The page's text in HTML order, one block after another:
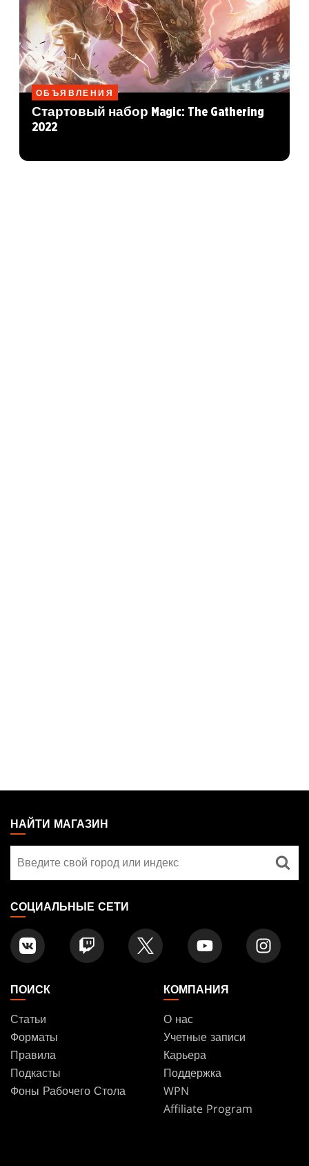
ОБЪЯВЛЕНИЯ
Стартовый набор Magic: The Gathering
2022
THE
GATHERING
FOOTER
НАЙТИ МАГАЗИН
магазин
СОЦИАЛЬНЫЕ СЕТИ
ПОИСК
Статьи
Форматы
Правила
Подкасты
Фоны Рабочего Стола
КОМПАНИЯ
О нас
Учетные записи
Карьера
Поддержка
WPN
Affiliate Program